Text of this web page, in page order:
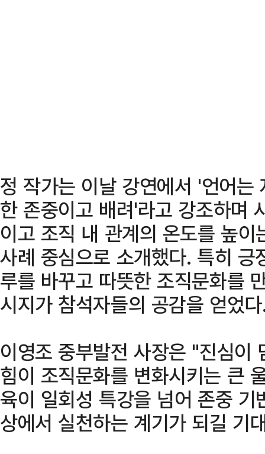
정 작가는 이날 강연에서 '언어는
한 존중이고 배려'라고 강조하며
이고 조직 내 관계의 온도를 높
사례 중심으로 소개했다. 특히
루를 바꾸고 따뜻한 조직문화를
시지가 참석자들의 공감을 얻었
이영조 중부발전 사장은 "진심이
힘이 조직문화를 변화시키는 큰
육이 일회성 특강을 넘어 존중
상에서 실천하는 계기가 되길 기